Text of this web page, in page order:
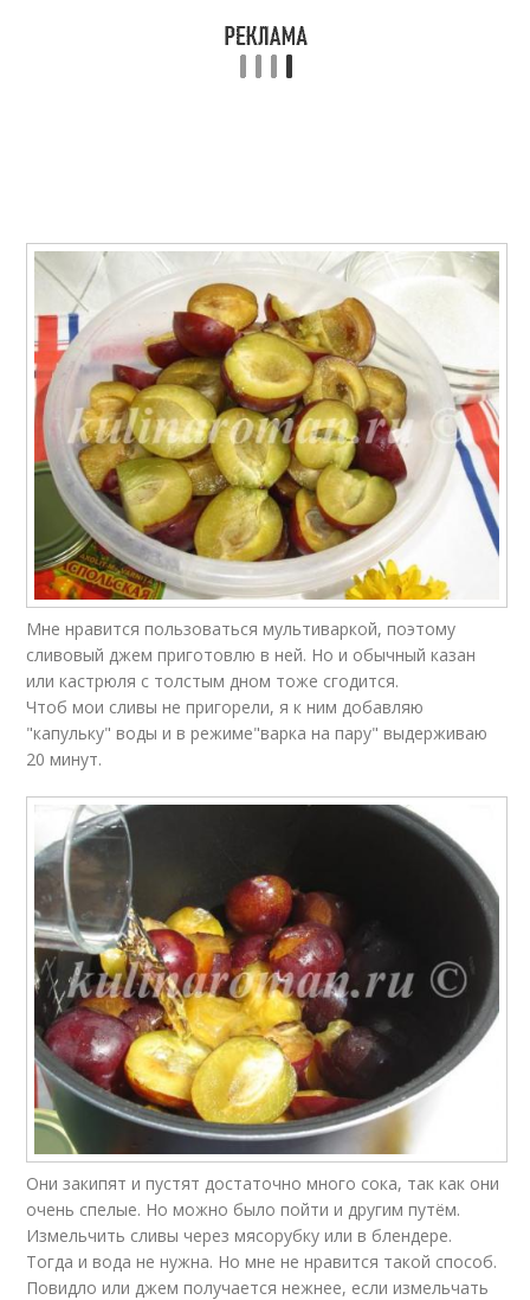
Мне нравится пользоваться мультиваркой, поэтому
сливовый джем приготовлю в ней. Но и обычный казан
или кастрюля с толстым дном тоже сгодится.
Чтоб мои сливы не пригорели, я к ним добавляю
"капульку" воды и в режиме"варка на пару" выдерживаю
20 минут.
Они закипят и пустят достаточно много сока, так как они
очень спелые. Но можно было пойти и другим путём.
Измельчить сливы через мясорубку или в блендере.
Тогда и вода не нужна. Но мне не нравится такой способ.
Повидло или джем получается нежнее, если измельчать